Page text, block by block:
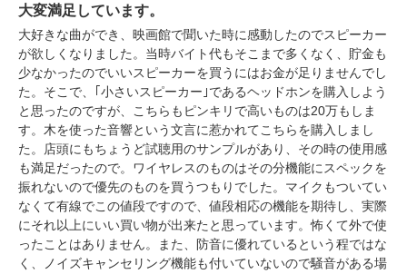
大変満足しています。
大好きな曲ができ、映画館で聞いた時に感動したのでスピーカー
が欲しくなりました。当時バイト代もそこまで多くなく、貯金も
少なかったのでいいスピーカーを買うにはお金が足りませんでし
た。そこで、｢小さいスピーカー｣であるヘッドホンを購入しよう
と思ったのですが、こちらもピンキリで高いものは20万もしま
す。木を使った音響という文言に惹かれてこちらを購入しまし
た。店頭にもちょうど試聴用のサンプルがあり、その時の使用感
も満足だったので。ワイヤレスのものはその分機能にスペックを
振れないので優先のものを買うつもりでした。マイクもついてい
なくて有線でこの値段ですので、値段相応の機能を期待し、実際
にそれ以上にいい買い物が出来たと思っています。怖くて外で使
ったことはありません。また、防音に優れているという程ではな
く、ノイズキャンセリング機能も付いていないので騒音がある場